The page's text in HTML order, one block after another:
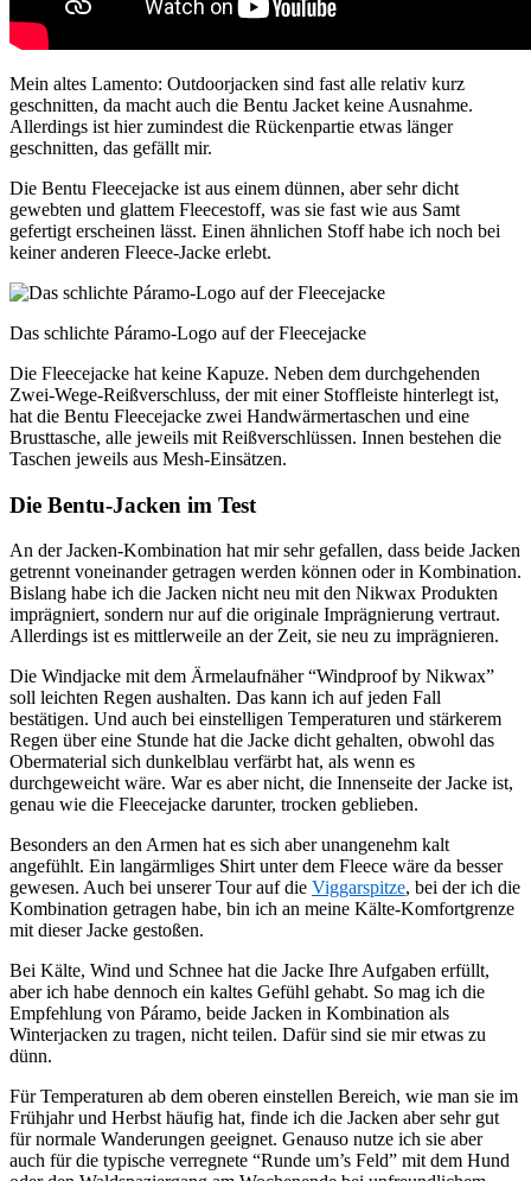
Mein altes Lamento: Outdoorjacken sind fast alle relativ kurz
geschnitten, da macht auch die Bentu Jacket keine Ausnahme.
Allerdings ist hier zumindest die Rückenpartie etwas länger
geschnitten, das gefällt mir.
Die Bentu Fleecejacke ist aus einem dünnen, aber sehr dicht
gewebten und glattem Fleecestoff, was sie fast wie aus Samt
gefertigt erscheinen lässt. Einen ähnlichen Stoff habe ich noch bei
keiner anderen Fleece-Jacke erlebt.
Das schlichte Páramo-Logo auf der Fleecejacke
Die Fleecejacke hat keine Kapuze. Neben dem durchgehenden
Zwei-Wege-Reißverschluss, der mit einer Stoffleiste hinterlegt ist,
hat die Bentu Fleecejacke zwei Handwärmertaschen und eine
Brusttasche, alle jeweils mit Reißverschlüssen. Innen bestehen die
Taschen jeweils aus Mesh-Einsätzen.
Die Bentu-Jacken im Test
An der Jacken-Kombination hat mir sehr gefallen, dass beide Jacken
getrennt voneinander getragen werden können oder in Kombination.
Bislang habe ich die Jacken nicht neu mit den Nikwax Produkten
imprägniert, sondern nur auf die originale Imprägnierung vertraut.
Allerdings ist es mittlerweile an der Zeit, sie neu zu imprägnieren.
Die Windjacke mit dem Ärmelaufnäher “Windproof by Nikwax”
soll leichten Regen aushalten. Das kann ich auf jeden Fall
bestätigen. Und auch bei einstelligen Temperaturen und stärkerem
Regen über eine Stunde hat die Jacke dicht gehalten, obwohl das
Obermaterial sich dunkelblau verfärbt hat, als wenn es
durchgeweicht wäre. War es aber nicht, die Innenseite der Jacke ist,
genau wie die Fleecejacke darunter, trocken geblieben.
Besonders an den Armen hat es sich aber unangenehm kalt
angefühlt. Ein langärmliges Shirt unter dem Fleece wäre da besser
gewesen. Auch bei unserer Tour auf die Viggarspitze, bei der ich die
Kombination getragen habe, bin ich an meine Kälte-Komfortgrenze
mit dieser Jacke gestoßen.
Bei Kälte, Wind und Schnee hat die Jacke Ihre Aufgaben erfüllt,
aber ich habe dennoch ein kaltes Gefühl gehabt. So mag ich die
Empfehlung von Páramo, beide Jacken in Kombination als
Winterjacken zu tragen, nicht teilen. Dafür sind sie mir etwas zu
dünn.
Für Temperaturen ab dem oberen einstellen Bereich, wie man sie im
Frühjahr und Herbst häufig hat, finde ich die Jacken aber sehr gut
für normale Wanderungen geeignet. Genauso nutze ich sie aber
auch für die typische verregnete “Runde um’s Feld” mit dem Hund